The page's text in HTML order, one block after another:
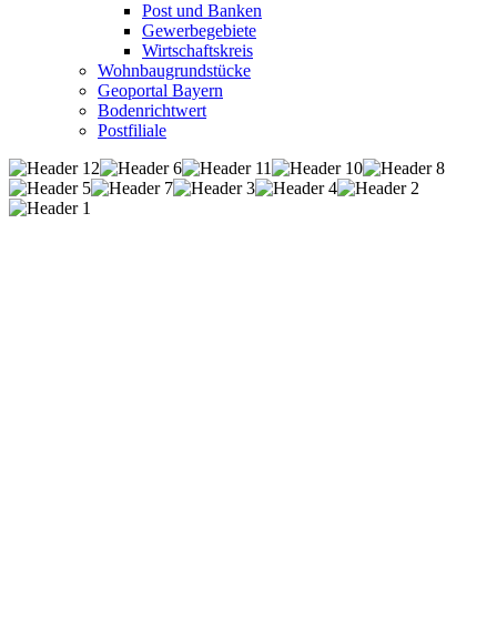
Post und Banken
Gewerbegebiete
Wirtschaftskreis
Wohnbaugrundstücke
Geoportal Bayern
Bodenrichtwert
Postfiliale